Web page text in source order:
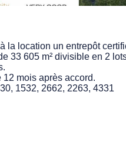
la location un entrepôt
33 605 m² divisible en 2
mois après accord.
1532, 2662, 2263, 4331